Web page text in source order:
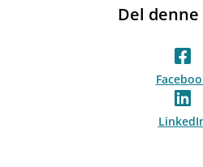
Del